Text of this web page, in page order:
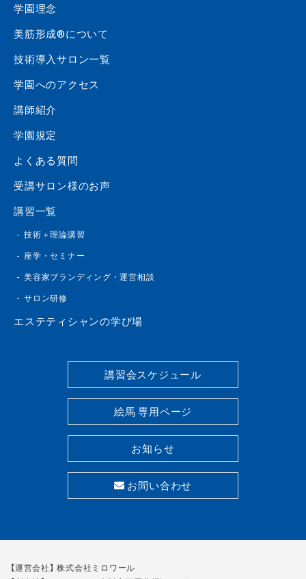
講習会スケジュール
絵馬 専用ページ
お知らせ
お問い合わせ
学園理念
美筋形成®について
技術導入サロン一覧
学園へのアクセス
講師紹介
学園規定
よくある質問
受講サロン様のお声
講習一覧
技術＋理論講習
座学・セミナー
美容家ブランディング・運営相談
サロン研修
エステティシャンの学び場
【運営会社】 株式会社ミロワール